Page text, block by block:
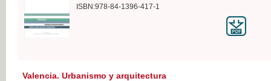
ISBN:978-84-1396-417-1
Valencia. Urbanismo y arquitectura